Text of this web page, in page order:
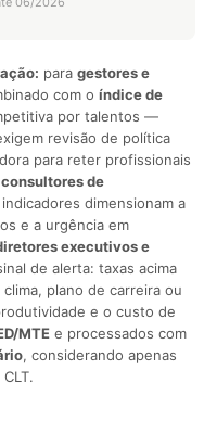
para gestores e
com o índice de
por talentos —
revisão de política
para reter profissionais
consultores de
dimensionam a
e a urgência em
executivos e
de alerta: taxas acima
plano de carreira ou
e o custo de
MTE e processados com
, considerando apenas